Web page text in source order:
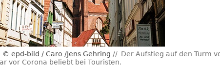
© epd-bild / Caro /Jens Gehring
Der Aufstieg auf den Turm
vor Corona beliebt bei Touristen.